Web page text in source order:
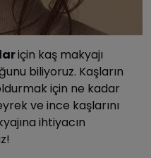
için kaş makyajı
biliyoruz. Kaşların
için ne kadar
ve ince kaşlarını
ihtiyacın